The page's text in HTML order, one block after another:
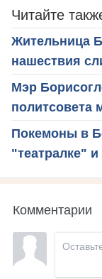
Читайте
Жительница
нашествия
Мэр
политсовета
Покемоны в
"театралке"
Комментарии